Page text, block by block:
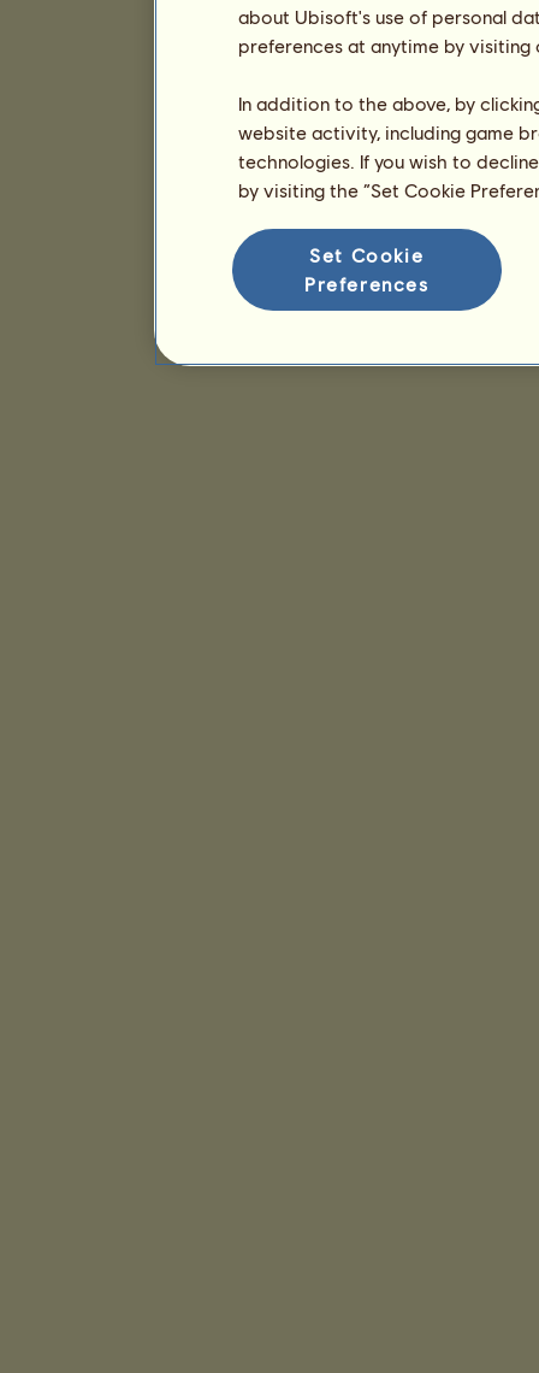
about Ubisoft's use of personal
preferences at anytime by
In addition to the above, by
website activity, including game
technologies. If you wish to
by visiting the “Set Cookie
Set Cookie
Preferences